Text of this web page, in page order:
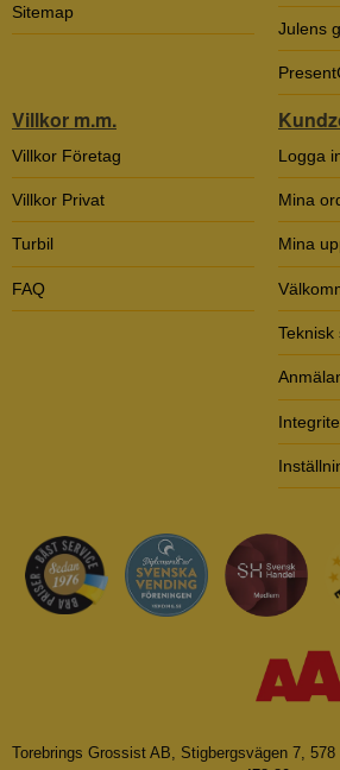
Sitemap
Julens
Villkor m.m.
Villkor Företag
Villkor Privat
Turbil
FAQ
Logga
Mina
Mina
Teknisk
Torebrings Grossist AB, Stigbergsvägen 7,